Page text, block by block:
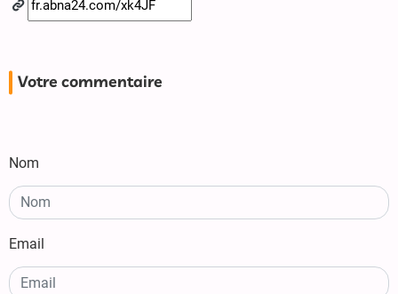
Votre commentaire
Nom
Email